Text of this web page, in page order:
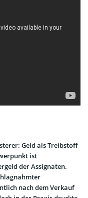
Geld als Treibstoff
ist
der Assignaten.
nach dem Verkauf